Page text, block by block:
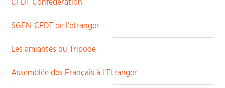
CFDT Confédération
SGEN-CFDT de l’étranger
Les amiantés du Tripode
Assemblée des Français à l’Etranger